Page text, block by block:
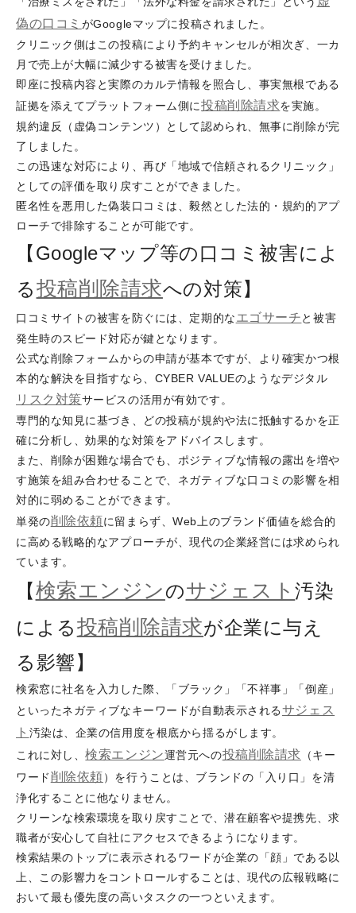
偽の口コミ がGoogleマップに投稿されました。
クリニック側はこの投稿により予約キャンセルが相次ぎ、一カ
月で売上が大幅に減少する被害を受けました。
即座に投稿内容と実際のカルテ情報を照合し、事実無根である
証拠を添えてプラットフォーム側に投稿削除請求を実施。
規約違反（虚偽コンテンツ）として認められ、無事に削除が完
了しました。
この迅速な対応により、再び「地域で信頼されるクリニック」
としての評価を取り戻すことができました。
匿名性を悪用した偽装口コミは、毅然とした法的・規約的アプ
ローチで排除することが可能です。
【Googleマップ等の口コミ被害によ
る投稿削除請求への対策】
口コミサイトの被害を防ぐには、定期的なエゴサーチと被害
発生時のスピード対応が鍵となります。
公式な削除フォームからの申請が基本ですが、より確実かつ根
本的な解決を目指すなら、CYBER VALUEのようなデジタル
リスク対策サービスの活用が有効です。
専門的な知見に基づき、どの投稿が規約や法に抵触するかを正
確に分析し、効果的な対策をアドバイスします。
また、削除が困難な場合でも、ポジティブな情報の露出を増や
す施策を組み合わせることで、ネガティブな口コミの影響を相
対的に弱めることができます。
単発の削除依頼に留まらず、Web上のブランド価値を総合的
に高める戦略的なアプローチが、現代の企業経営には求められ
ています。
【検索エンジンのサジェスト汚染
による投稿削除請求が企業に与え
る影響】
検索窓に社名を入力した際、「ブラック」「不祥事」「倒産」
といったネガティブなキーワードが自動表示されるサジェス
ト 汚染は、企業の信用度を根底から揺るがします。
これに対し、検索エンジン運営元への投稿削除請求 （キー
ワード削除依頼）を行うことは、ブランドの「入り口」を清
浄化することに他なりません。
クリーンな検索環境を取り戻すことで、潜在顧客や提携先、求
職者が安心して自社にアクセスできるようになります。
検索結果のトップに表示されるワードが企業の「顔」である以
上、この影響力をコントロールすることは、現代の広報戦略に
おいて最も優先度の高いタスクの一つといえます。